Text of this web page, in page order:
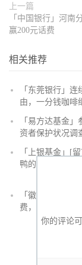
上一篇
「中国银行」河南
赢200元话费
相关推荐
「东莞银行」连
由，一分钱咖啡
「易方达基金
资者保护状况调
「上银基金」[
鸭的投资旅途
「徽商银行」手
费，至高立减30元